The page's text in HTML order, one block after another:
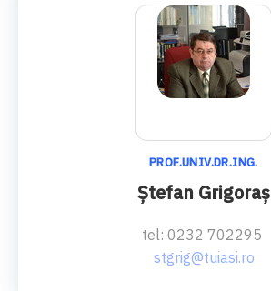
PROF.UNIV.DR.ING.
Ştefan Grigoraş
tel: 0232 702295
stgrig@tuiasi.ro